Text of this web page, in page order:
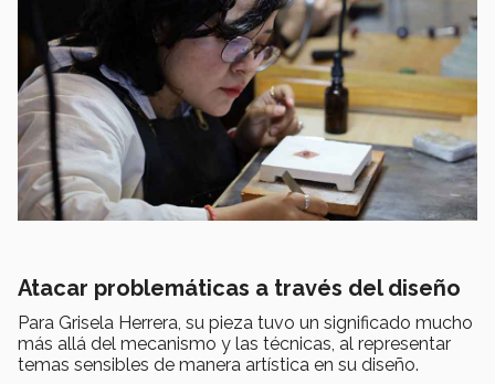
Atacar problemáticas a través del diseño
Para Grisela Herrera, su pieza tuvo un significado mucho
más allá del mecanismo y las técnicas, al representar
temas sensibles de manera artística en su diseño.